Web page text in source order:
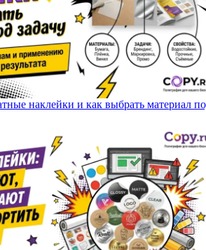
наклейки и как выбрать материал